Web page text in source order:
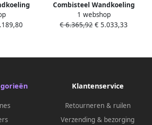
+8°C
Combisteel Wandkoeling
JAMIE Zwart +2°C +4°C
Geforceerd Klapdeuren
1 webshop
€ 6.365,92 € 5.033,33
Klantenservice
Retourneren & ruilen
Verzending & bezorging